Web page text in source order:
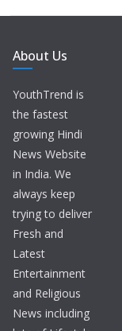
About Us
YouthTrend is
the fastest
growing Hindi
News Website
in India. We
always keep
trying to deliver
Fresh and
Latest
Entertainment
and Religious
News including